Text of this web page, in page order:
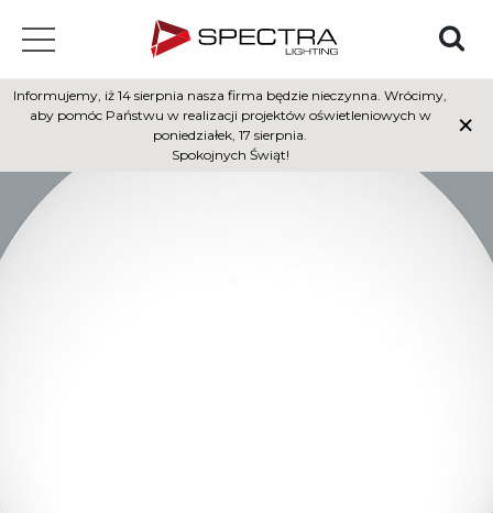
Informujemy, iż 14 sierpnia nasza firma będzie nieczynna. Wrócimy,
aby pomóc Państwu w realizacji projektów oświetleniowych w
poniedziałek, 17 sierpnia.
Spokojnych Świąt!
×